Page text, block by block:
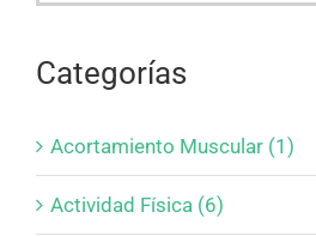
Categorías
Acortamiento Muscular (1)
Actividad Física (6)